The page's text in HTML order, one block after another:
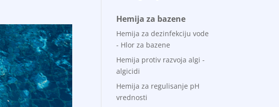
Hemija za bazene
Hemija za dezinfekciju vode
- Hlor za bazene
Hemija protiv razvoja algi -
algicidi
Hemija za regulisanje pH
vrednosti